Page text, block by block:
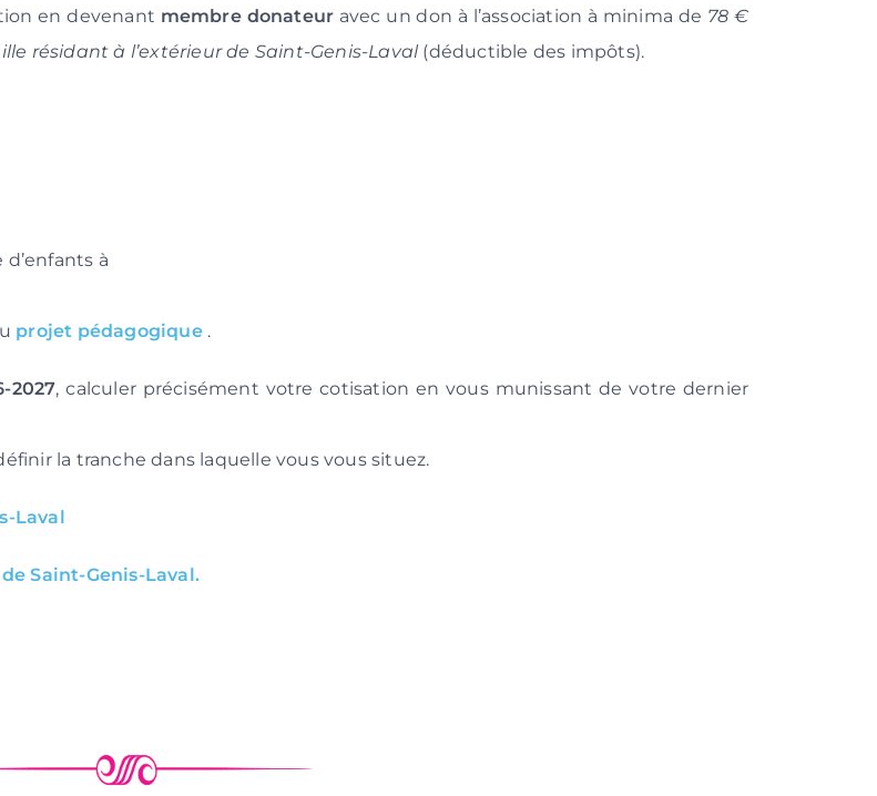
en devenant membre donateur avec un don à l’association à minima de 78 €
résidant à l’extérieur de Saint-Genis-Laval (déductible des impôts).
à
projet pédagogique.
2027, calculer précisément votre cotisation en vous munissant de votre dernier
la tranche dans laquelle vous vous situez.
Laval
Saint-Genis-Laval.